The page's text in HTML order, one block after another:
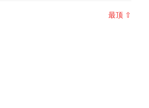
最顶 ⇧